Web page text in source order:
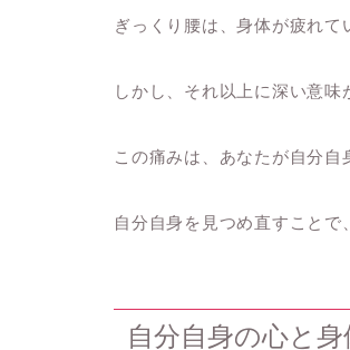
ぎっくり腰は、身体が疲れて
しかし、それ以上に深い意味
この痛みは、あなたが自分自
自分自身を見つめ直すことで
自分自身の心と